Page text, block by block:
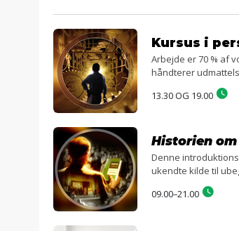
Kursus i
Arbejde er 70 % af
håndterer
13.30 OG 19.00
Historien
Denne
ukendte kilde til
09.00–21.00